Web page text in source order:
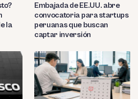
la
Embajada de EE.UU. abre
convocatoria para startups
peruanas que buscan
captar inversión